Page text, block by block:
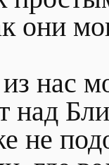
они
нас
над
не